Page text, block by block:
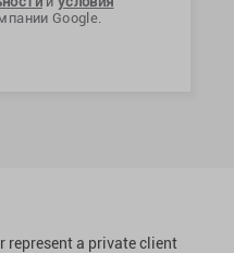
Google.
represent a private client